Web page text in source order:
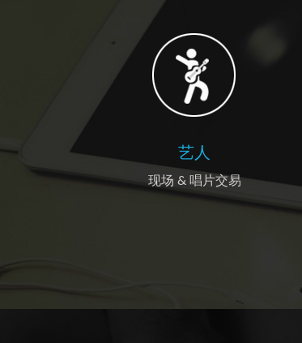
艺人
现场 & 唱片交易